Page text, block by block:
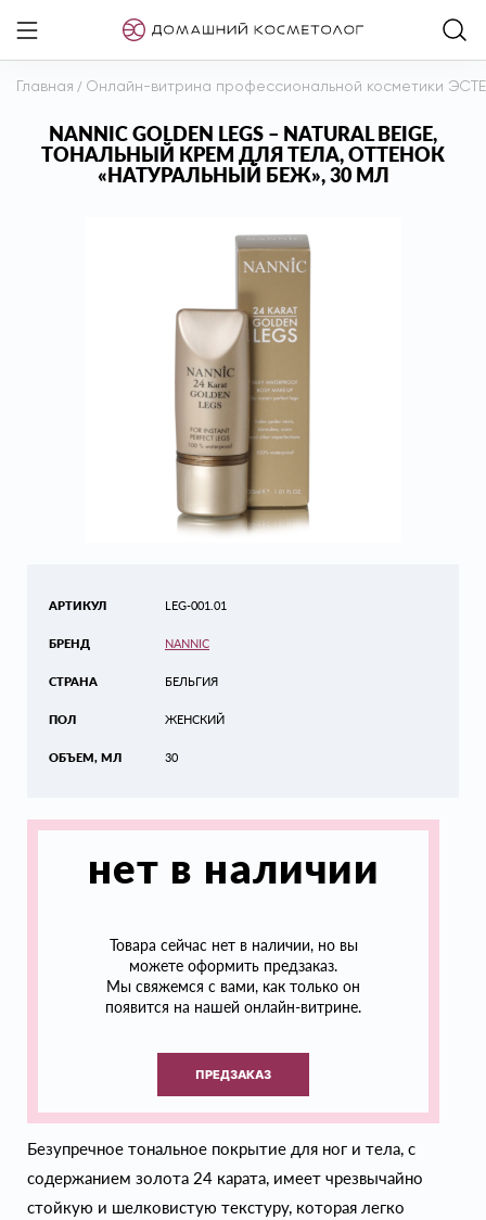
Главная / Онлайн-витрина профессиональной косметики
NANNIC GOLDEN LEGS – NATURAL BEIGE,
ТОНАЛЬНЫЙ КРЕМ ДЛЯ ТЕЛА, ОТТЕНОК
«НАТУРАЛЬНЫЙ БЕЖ», 30 МЛ
АРТИКУЛ
БРЕНД
СТРАНА
ПОЛ
ОБЪЕМ, МЛ
LEG-001.01
NANNIC
БЕЛЬГИЯ
ЖЕНСКИЙ
30
нет в наличии
Товара сейчас нет в наличии, но вы
можете оформить предзаказ.
Мы свяжемся с вами, как только он
появится на нашей онлайн-витрине.
ПРЕДЗАКАЗ
Безупречное тональное покрытие для ног и тела, с
содержанием золота 24 карата, имеет чрезвычайно
стойкую и шелковистую текстуру, которая легко